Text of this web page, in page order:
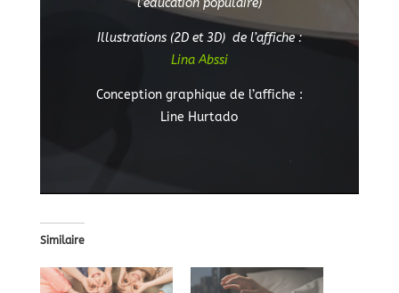
Illustrations (2D et 3D) de l’affiche :
Lina Abssi
Conception graphique de l’affiche :
Line Hurtado
Similaire